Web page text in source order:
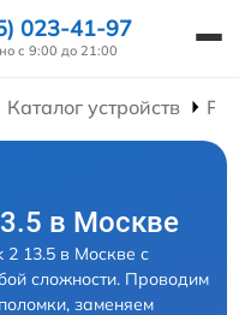
023-41-97
с 9:00 до 21:00
Каталог устройств
в Москве
2 13.5 в Москве с
сложности. Проводим
заменяем